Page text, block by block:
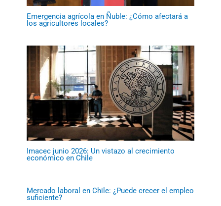
Emergencia agrícola en Ñuble: ¿Cómo afectará a
los agricultores locales?
Imacec junio 2026: Un vistazo al crecimiento
económico en Chile
Mercado laboral en Chile: ¿Puede crecer el empleo
suficiente?